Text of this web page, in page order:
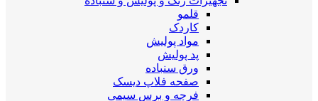
قلمو
کاردک
مواد پولیش
پد پولیش
ورق سنباده
صفحه فلاپ دیسک
فرچه و برس سیمی